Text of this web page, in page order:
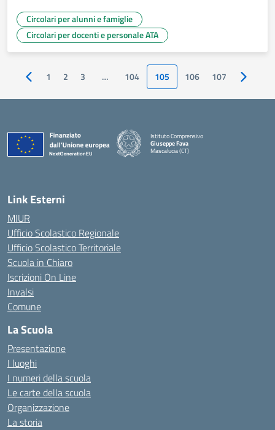
Circolari per alunni e famiglie
Circolari per docenti e personale ATA
Pagina precedente
1 2 3 … 104 105 106 107 Pagina
Istituto Comprensivo
Giuseppe Fava
Mascalucia (CT)
Link Esterni
MIUR
Ufficio Scolastico Regionale
Ufficio Scolastico Territoriale
Scuola in Chiaro
Iscrizioni On Line
Invalsi
Comune
La Scuola
Presentazione
I luoghi
I numeri della scuola
Le carte della scuola
Organizzazione
La storia